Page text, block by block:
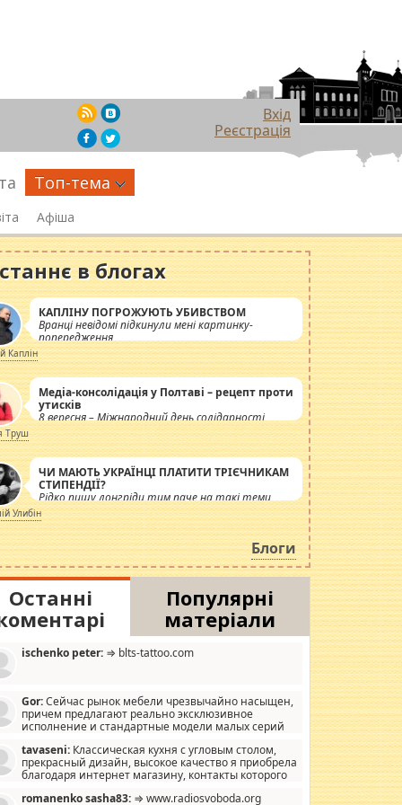
Вхід
Реєстрація
Топ-тема
Афіша
в блогах
КАПЛІНУ ПОГРОЖУЮТЬ УБИВСТВОМ
Вранці невідомі підкинули мені картинку-
попередження
Каплін
Медіа-консолідація у Полтаві – рецепт проти
утисків
8 вересня – Міжнародний день солідарності
журналістів.
Труш
ЧИ МАЮТЬ УКРАЇНЦІ ПЛАТИТИ ТРІЄЧНИКАМ
СТИПЕНДІЇ?
Рідко пишу лонгріди тим паче на такі теми,
але вже просто дістало! Обурюють сьогоднішні
інсенуації навколо стипендіального питання.
Штучно роздувається ще одна соціальна
катастрофа.
Улибін
Блоги
Останні
Популярні
матеріали
ischenko peter: ⇒ blts-tattoo.com
Gor:Сейчас рынок мебели чрезвычайно насыщен,
причем предлагают реально эксклюзивное
исполнение и стандартные модели малых серий
мало походит на стандартные формы, в MebelOk,
и что главное - со вкусом все в порядке,
ненужных наворотов удорожающих мебель, а это не
tavaseni: Классическая кухня с угловым столом,
прекрасный дизайн, высокое качество я приобрела
благодаря интернет магазину, контакты которого
romanenko sasha83: ⇒ www.radiosvoboda.org